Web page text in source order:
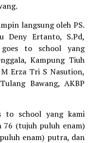
langsung oleh PS.
Deny Ertanto, S.Pd,
goes to school yang
Kampung Tiuh
Erza Tri S Nasution,
Bawang, AKBP
to school yang kami
76 (tujuh puluh enam)
enam) putra, dan